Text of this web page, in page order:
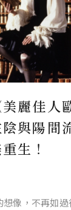
麗佳人
與陽間
生！
像，不再如